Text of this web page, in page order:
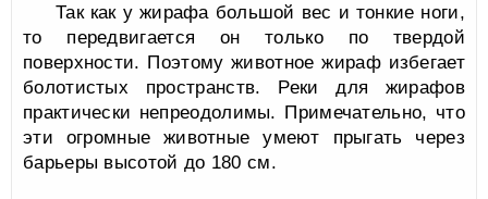
Так как у жирафа большой вес и тонкие ноги,
то передвигается он только по твердой
поверхности. Поэтому животное жираф избегает
болотистых пространств. Реки для жирафов
практически непреодолимы. Примечательно, что
эти огромные животные умеют прыгать через
барьеры высотой до 180 см.